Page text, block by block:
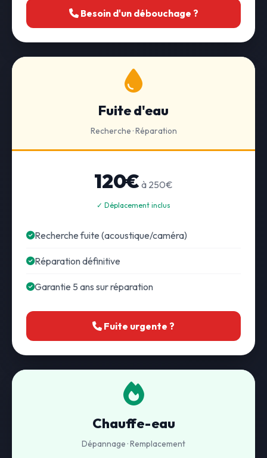
Besoin d'un débouchage ?
Fuite d'eau
Recherche · Réparation
120€ à 250€
✓ Déplacement inclus
Recherche fuite (acoustique/caméra)
Réparation définitive
Garantie 5 ans sur réparation
Fuite urgente ?
Chauffe-eau
Dépannage · Remplacement